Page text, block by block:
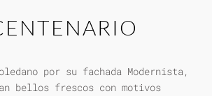
por su fachada Modernista,
bellos frescos con motivos